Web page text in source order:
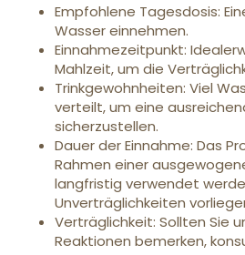
Empfohlene Tagesdosis:
Wasser einnehmen.
Einnahmezeitpunkt:
Mahlzeit, um die
Trinkgewohnheiten: Viel
verteilt, um eine
sicherzustellen.
Dauer der Einnahme: Das
Rahmen einer
langfristig verwendet
Unverträglichkeiten
Verträglichkeit: Sollten Sie
Reaktionen bemerken,